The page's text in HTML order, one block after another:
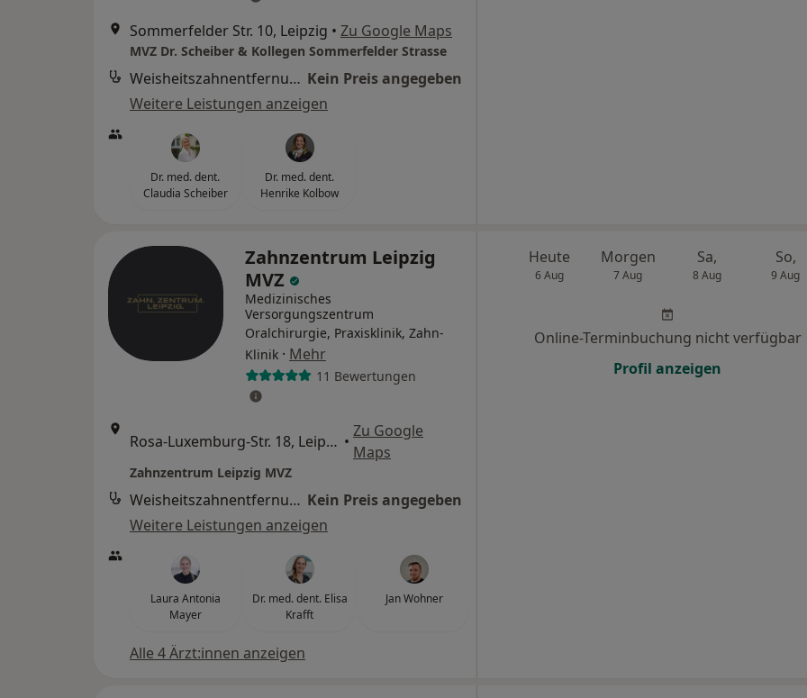
Sommerfelder Str. 10, Leipzig • Zu Google Maps
MVZ Dr. Scheiber & Kollegen Sommerfelder Strasse
Weisheitszahnentfernung (Beratung) Kein Preis angegeben
Weitere Leistungen anzeigen
Dr. med. dent.
Claudia Scheiber
Dr. med. dent.
Henrike Kolbow
Zahnzentrum Leipzig
MVZ
Medizinisches
Versorgungszentrum
Oralchirurgie, Praxisklinik, Zahn-
Klinik · Mehr
11 Bewertungen
Rosa-Luxemburg-Str. 18, Leipzig •
Zu Google
Maps
Zahnzentrum Leipzig MVZ
Weisheitszahnentfernung (Beratung) Kein Preis angegeben
Weitere Leistungen anzeigen
Laura Antonia
Mayer
Dr. med. dent. Elisa
Krafft
Jan Wohner
Alle 4 Ärzt:innen anzeigen
Heute
6 Aug
Morgen
7 Aug
Sa,
8 Aug
So,
9 Aug
Online-Terminbuchung nicht verfügbar
Profil anzeigen